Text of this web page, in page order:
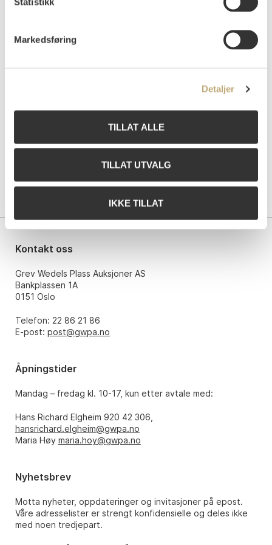
Markedsføring
Detaljer
TILLAT ALLE
TILLAT UTVALG
IKKE TILLAT
NOK 40 000–60 000
Kontakt oss
Grev Wedels Plass Auksjoner AS
Bankplassen 1A
0151 Oslo
Telefon: 22 86 21 86
E-post: post@gwpa.no
Åpningstider
Mandag – fredag kl. 10-17, kun etter avtale med:
Hans Richard Elgheim 920 42 306,
hansrichard.elgheim@gwpa.no
Maria Høy maria.hoy@gwpa.no
Nyhetsbrev
Motta nyheter, oppdateringer og invitasjoner på epost.
Våre adresselister er strengt konfidensielle og deles ikke
med noen tredjepart.